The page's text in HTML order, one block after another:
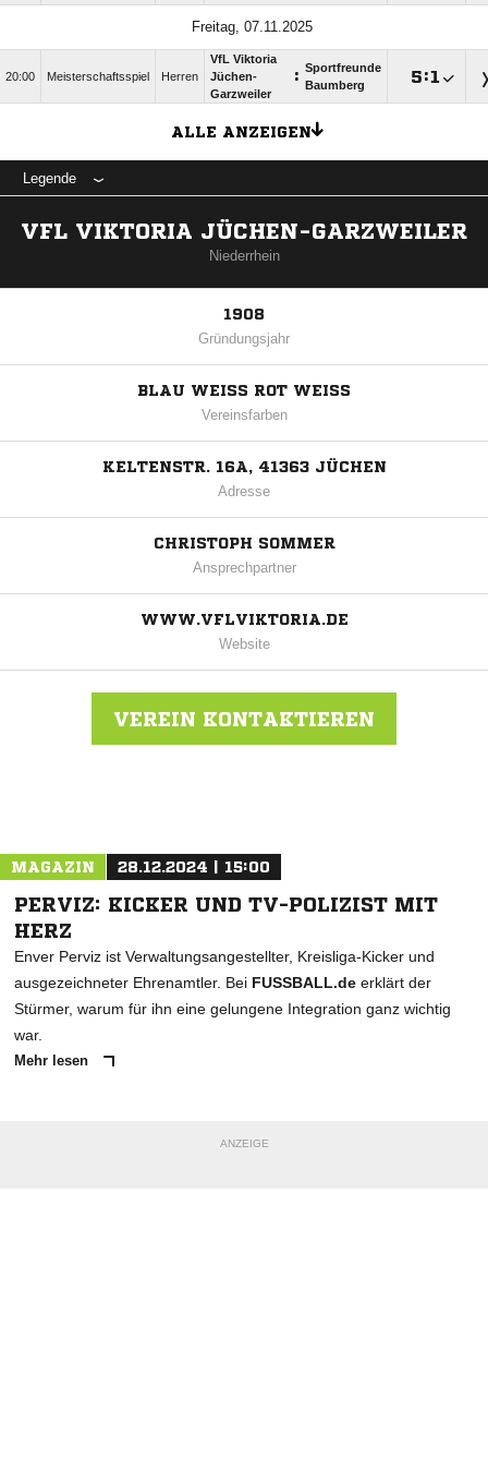
Freitag, 07.11.2025
20:00 Meisterschaftsspiel Herren
VfL Viktoria
Jüchen-
Garzweiler
: Sportfreunde
Baumberg
:
ALLE ANZEIGEN
Legende
VFL VIKTORIA JÜCHEN-GARZWEILER
Niederrhein
1908
Gründungsjahr
BLAU WEISS ROT WEISS
Vereinsfarben
KELTENSTR. 16A, 41363 JÜCHEN
Adresse
CHRISTOPH SOMMER
Ansprechpartner
WWW.VFLVIKTORIA.DE
Website
VEREIN KONTAKTIEREN
MAGAZIN 28.12.2024 | 15:00
PERVIZ: KICKER UND TV-POLIZIST MIT
HERZ
Enver Perviz ist Verwaltungsangestellter, Kreisliga-Kicker und
ausgezeichneter Ehrenamtler. Bei FUSSBALL.de erklärt der
Stürmer, warum für ihn eine gelungene Integration ganz wichtig
war.
Mehr lesen
ANZEIGE